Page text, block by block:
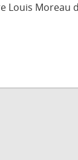
Louis Moreau